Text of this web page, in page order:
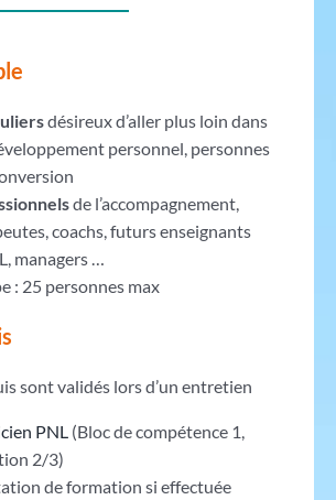
désireux d’aller plus loin dans
personnel, personnes
de l’accompagnement,
coachs, futurs enseignants
managers …
: 25 personnes max
sont validés lors d’un entretien
PNL (Bloc de compétence 1,
2/3)
de formation si effectuée